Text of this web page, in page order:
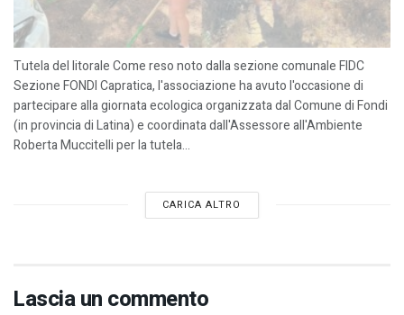
Tutela del litorale Come reso noto dalla sezione comunale FIDC
Sezione FONDI Capratica, l'associazione ha avuto l'occasione di
partecipare alla giornata ecologica organizzata dal Comune di Fondi
(in provincia di Latina) e coordinata dall'Assessore all'Ambiente
Roberta Muccitelli per la tutela...
CARICA ALTRO
Lascia un commento